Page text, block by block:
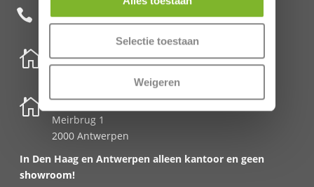
Selectie toestaan
Weigeren
 +31 85 482 0020

Nederland
2595 AR Den Haag

België
Meirbrug 1
2000 Antwerpen
In Den Haag en Antwerpen alleen kantoor en geen
showroom!